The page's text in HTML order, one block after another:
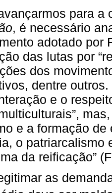
para a
, é necessário
adotado por
das lutas por
dos
dentre
e o
e a formação
o patriarcalismo
da reificação”
as